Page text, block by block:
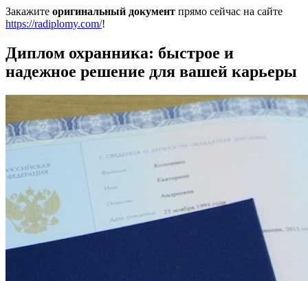
Закажите оригинальный документ прямо сейчас на сайте
https://radiplomy.com/!
Диплом охранника: быстрое и
надежное решение для вашей карьеры